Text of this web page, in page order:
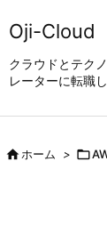
Oji-Cloud
クラウドとテク
レーターに転職
ホーム > 